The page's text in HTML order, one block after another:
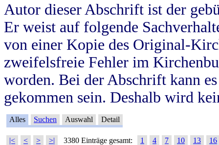
Autor dieser Abschrift ist der
Er weist auf folgende
von einer Kopie des Original-
zweifelsfreie Fehler im
worden. Bei der Abschrift kann
gekommen sein. Deshalb wird
Alles Suchen Auswahl Detail
|< < > >| 3380 Einträge gesamt: 1 4 7 10 13
16